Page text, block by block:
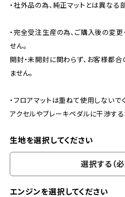
・社外品の為、純正マットとは異なる
・完全受注生産の為、ご購入後の変更
せん。
開封・未開封に関わらず、お客様都
ません。
・フロアマットは重ねて使用しないで
アクセルやブレーキペダルに干渉す
生地を選択してください
選択する（必
エンジンを選択してください